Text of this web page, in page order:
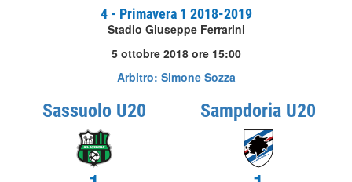
4 - Primavera 1 2018-2019
Stadio Giuseppe Ferrarini
5 ottobre 2018 ore 15:00
Arbitro: Simone Sozza
Sassuolo U20 Sampdoria U20